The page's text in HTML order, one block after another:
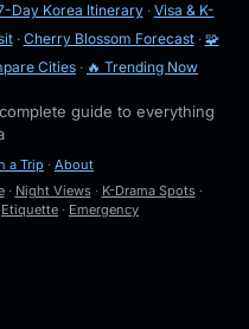
Day Korea Itinerary· Visa & K-
· Cherry Blossom Forecast· 🧩
Cities · 🔥 Trending Now
complete guide to everything
a Trip · About
· Night Views· K-Drama Spots·
Etiquette · Emergency